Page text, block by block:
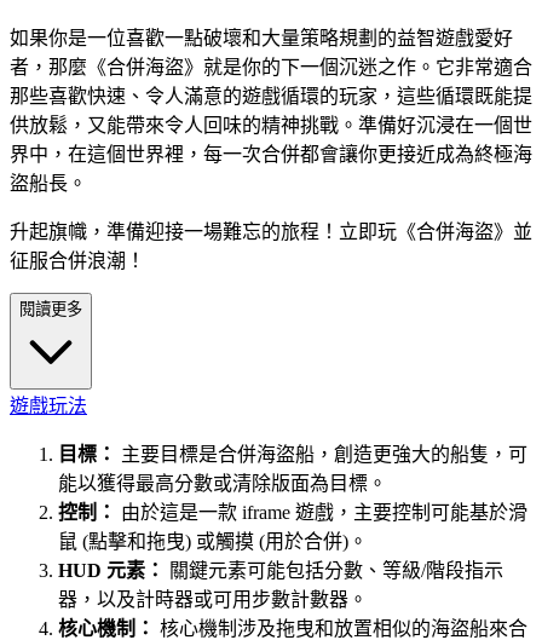
如果你是一位喜歡一點破壞和大量策略規劃的益智遊戲愛好
者，那麼《合併海盜》就是你的下一個沉迷之作。它非常適合
那些喜歡快速、令人滿意的遊戲循環的玩家，這些循環既能提
供放鬆，又能帶來令人回味的精神挑戰。準備好沉浸在一個世
界中，在這個世界裡，每一次合併都會讓你更接近成為終極海
盜船長。
升起旗幟，準備迎接一場難忘的旅程！立即玩《合併海盜》並
征服合併浪潮！
閱讀更多
遊戲玩法
目標：
主要目標是合併海盜船，創造更強大的船隻，可
能以獲得最高分數或清除版面為目標。
控制：
由於這是一款 iframe 遊戲，主要控制可能基於滑
鼠 (點擊和拖曳) 或觸摸 (用於合併)。
HUD 元素：
關鍵元素可能包括分數、等級/階段指示
器，以及計時器或可用步數計數器。
核心機制： 核心機制涉及拖曳和放置相似的海盜船來合